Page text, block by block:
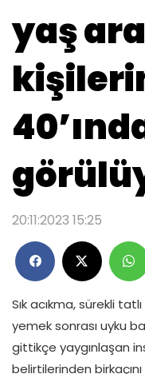
yaş
20:11:2023 15:25
Sık acıkma, sürekli
yemek sonrası uyku
gittikçe yaygınlaşan
belirtilerinden